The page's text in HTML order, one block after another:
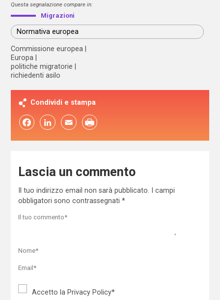
Questa segnalazione compare in:
Migrazioni
Normativa europea
Commissione europea
Europa
politiche migratorie
richiedenti asilo
Condividi e stampa
FacebookLinkedIn Email
Lascia un commento
Il tuo indirizzo email non sarà pubblicato.
I campi
obbligatori sono contrassegnati *
Accetto la Privacy Policy*